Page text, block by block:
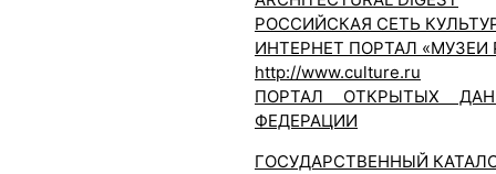
РОССИЙСКАЯ СЕТЬ
ИНТЕРНЕТ ПОРТАЛ «МУЗЕИ
http://www.culture.ru
ПОРТАЛ ОТКРЫТЫХ
ФЕДЕРАЦИИ
ГОСУДАРСТВЕННЫЙ